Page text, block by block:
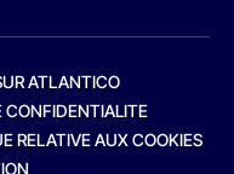
ATLANTICO
CONFIDENTIALITE
RELATIVE AUX COOKIES